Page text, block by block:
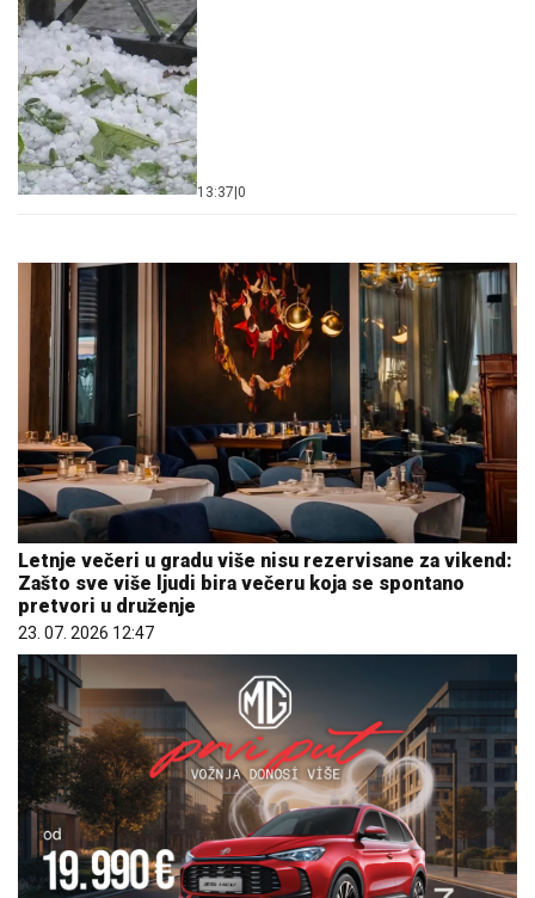
13:37 0
Letnje večeri u gradu više nisu rezervisane za vikend:
Zašto sve više ljudi bira večeru koja se spontano
pretvori u druženje
23. 07. 2026 12:47